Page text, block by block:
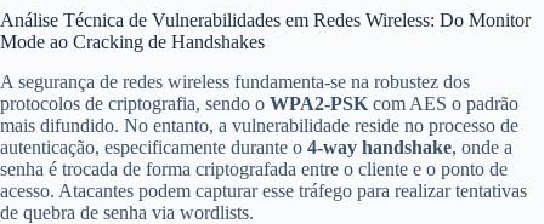
Análise Técnica de Vulnerabilidades em Redes Wireless: Do Monitor
Mode ao Cracking de Handshakes
A segurança de redes wireless fundamenta-se na robustez dos
protocolos de criptografia, sendo o WPA2-PSK com AES o padrão
mais difundido. No entanto, a vulnerabilidade reside no processo de
autenticação, especificamente durante o 4-way handshake, onde a
senha é trocada de forma criptografada entre o cliente e o ponto de
acesso. Atacantes podem capturar esse tráfego para realizar tentativas
de quebra de senha via wordlists.